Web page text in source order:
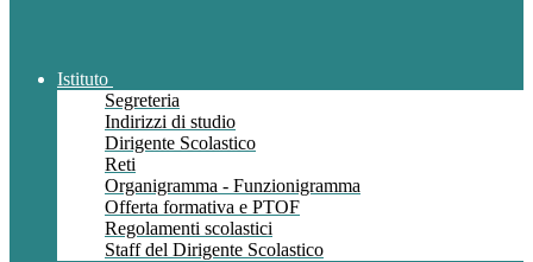
Istituto
Segreteria
Indirizzi di studio
Dirigente Scolastico
Reti
Organigramma - Funzionigramma
Offerta formativa e PTOF
Regolamenti scolastici
Staff del Dirigente Scolastico